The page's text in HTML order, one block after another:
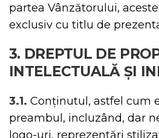
partea Vânzătorului,
exclusiv cu titlu de
3. DREPTUL DE
INTELECTUALĂ ȘI
3.1. Conținutul, astfel cum
preambul, incluzând, dar
logo-uri, reprezentări